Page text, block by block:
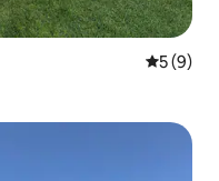
คะแนนเฉ
5 (9)